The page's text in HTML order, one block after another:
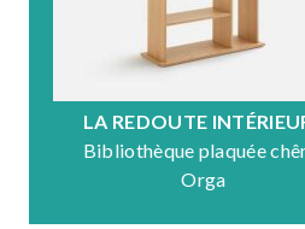
LA REDOUTE
Bibliothèque plaquée
Orga